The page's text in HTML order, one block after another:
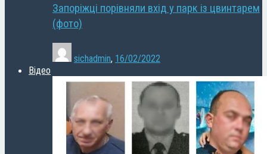
Запоріжці порівняли вхід у парк із цвинтарем
(фото)
sichadmin, 16/02/2022
Відео